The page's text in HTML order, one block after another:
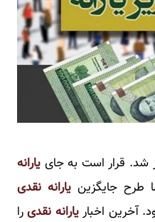
یارانه
طرح جایگزین یارانه نقدی
آخرین اخبار یارانه نقدی را